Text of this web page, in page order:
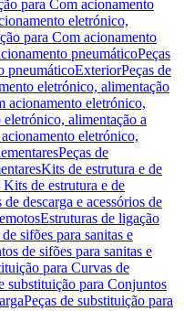
para Com acionamento
eletrónico,
para Com acionamento
pneumáticoPeças
pneumáticoExteriorPeças de
eletrónico, alimentação
acionamento eletrónico,
alimentação a
eletrónico,
Peças de
Kits de estrutura e de
Kits de estrutura e de
descarga e acessórios de
Estruturas de ligação
sifões para sanitas e
de sifões para sanitas e
para Curvas de
substituição para Conjuntos
Peças de substituição para